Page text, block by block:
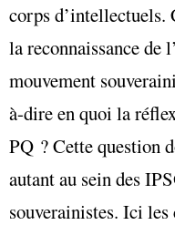
corps
la reconnaissance de
mouvement
à-dire en quoi la
PQ ? Cette question
autant au sein des
souverainistes. Ici